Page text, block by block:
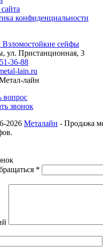
конфиденциальности
Взломостойкие сейфы
ул. Пристанционная, 3
36-88
lain.ru
вопрос
звонок
2026 Металайн - Продажа
*